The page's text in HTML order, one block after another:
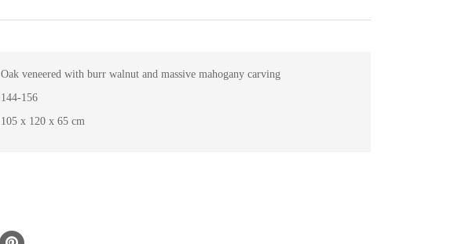
Oak veneered with burr walnut and massive mahogany carving
144-156
105 x 120 x 65 cm